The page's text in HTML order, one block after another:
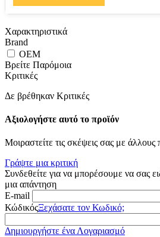
Χαρακτηριστικά
Brand
OEM
Βρείτε Παρόμοια
Κριτικές
Δε βρέθηκαν Κριτικές
Αξιολογήστε αυτό το προϊόν
Μοιραστείτε τις σκέψεις σας με άλλους
Γράψτε μια κριτική
Συνδεθείτε για να μπορέσουμε να σας
μια απάντηση
E-mail
ΚώδικόςΞεχάσατε τον Κωδικό;
Δημιουργήστε ένα Λογαριασμό